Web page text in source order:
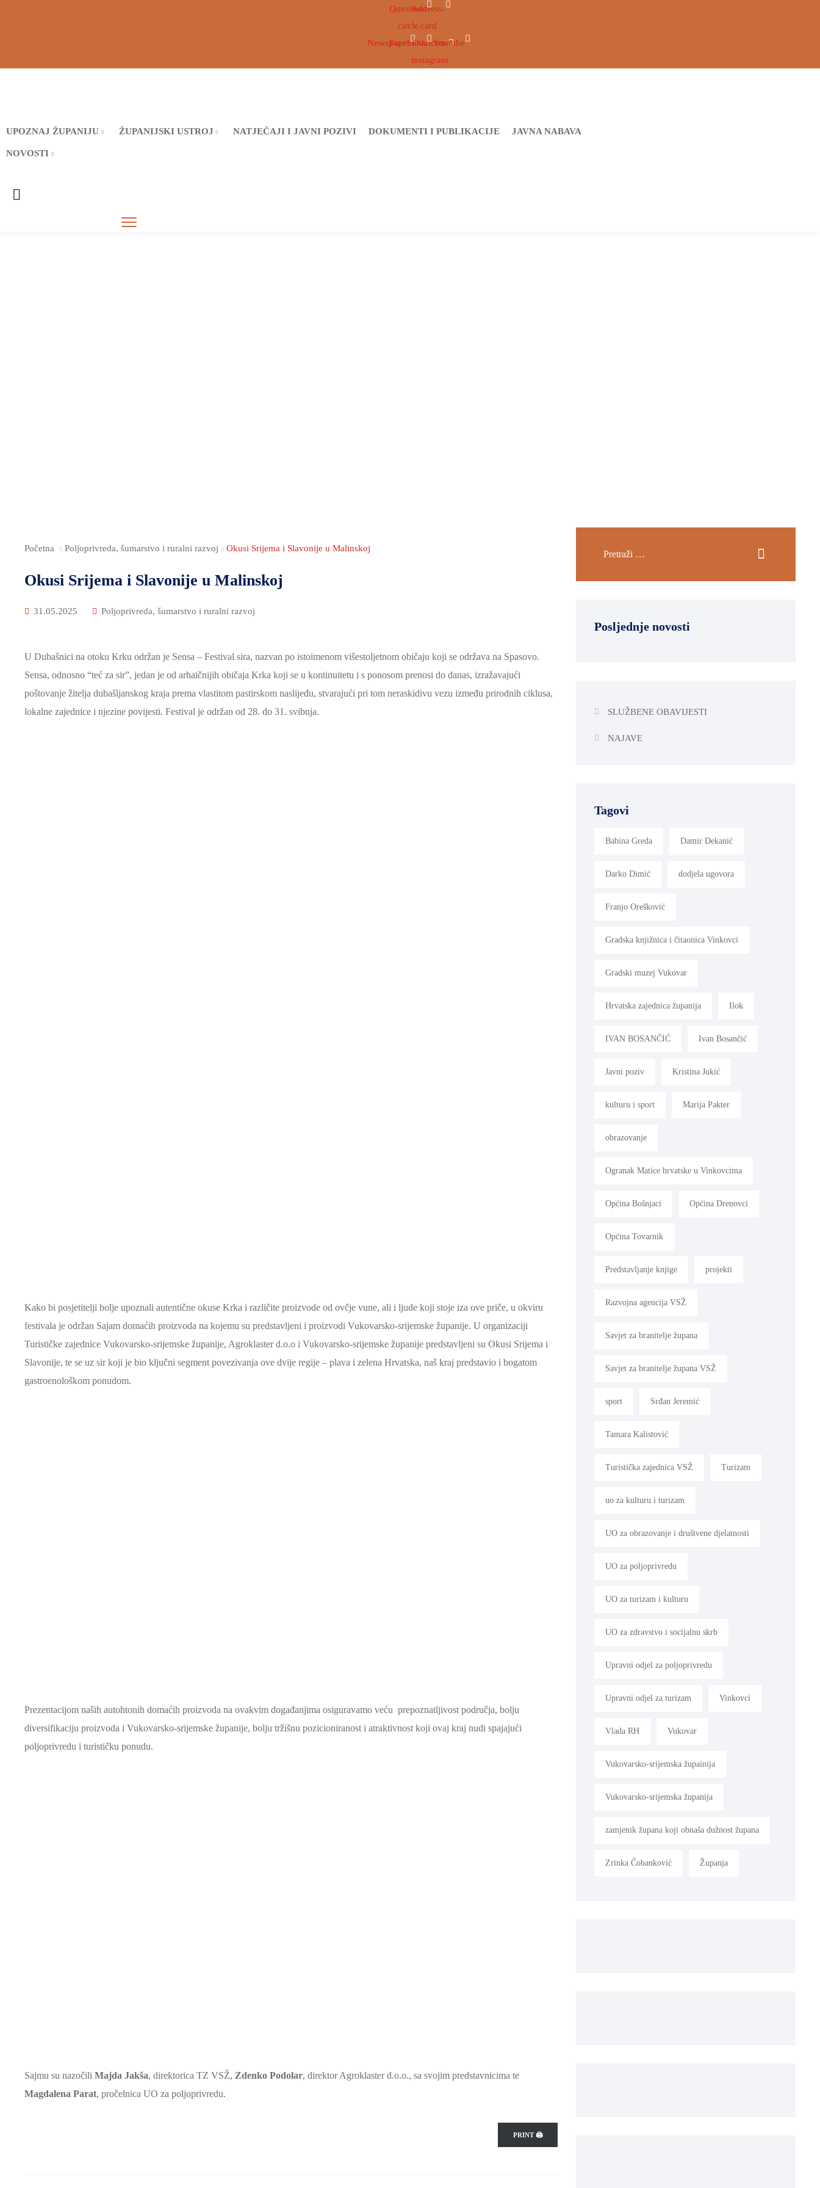
Question-
circle
Address-
card
Newspaper
FacebookOvaicon-
instagram
Youtube
UPOZNAJ ŽUPANIJU ŽUPANIJSKI USTROJ NATJEČAJI I JAVNI POZIVI DOKUMENTI I PUBLIKACIJE JAVNA NABAVA
NOVOSTI
Početna Poljoprivreda, šumarstvo i ruralni razvoj Okusi Srijema i Slavonije u Malinskoj
Okusi Srijema i Slavonije u Malinskoj
31.05.2025 Poljoprivreda, šumarstvo i ruralni razvoj
U Dubašnici na otoku Krku održan je Sensa – Festival sira, nazvan po istoimenom višestoljetnom običaju koji se održava na Spasovo.
Sensa, odnosno “teć za sir”, jedan je od arhaičnijih običaja Krka koji se u kontinuitetu i s ponosom prenosi do danas, izražavajući
poštovanje žitelja dubašljanskog kraja prema vlastitom pastirskom naslijeđu, stvarajući pri tom neraskidivu vezu između prirodnih ciklusa,
lokalne zajednice i njezine povijesti. Festival je održan od 28. do 31. svibnja.
Kako bi posjetitelji bolje upoznali autentične okuse Krka i različite proizvode od ovčje vune, ali i ljude koji stoje iza ove priče, u okviru
festivala je održan Sajam domaćih proizvoda na kojemu su predstavljeni i proizvodi Vukovarsko-srijemske županije. U organizaciji
Turističke zajednice Vukovarsko-srijemske županije, Agroklaster d.o.o i Vukovarsko-srijemske županije predstavljeni su Okusi Srijema i
Slavonije, te se uz sir koji je bio ključni segment povezivanja ove dvije regije – plava i zelena Hrvatska, naš kraj predstavio i bogatom
gastroenološkom ponudom.
Prezentacijom naših autohtonih domaćih proizvoda na ovakvim događanjima osiguravamo veću prepoznatljivost područja, bolju
diversifikaciju proizvoda i Vukovarsko-srijemske županije, bolju tržišnu pozicioniranost i atraktivnost koji ovaj kraj nudi spajajući
poljoprivredu i turističku ponudu.
Sajmu su nazočili Majda Jakša, direktorica TZ VSŽ, Zdenko Podolar, direktor Agroklaster d.o.o., sa svojim predstavnicima te
Magdalena Parat, pročelnica UO za poljoprivredu.
PRINT 🖨
Posljednje novosti
SLUŽBENE OBAVIJESTI
NAJAVE
Tagovi
Babina Greda Damir Dekanić
Darko Dimić dodjela ugovora
Franjo Orešković
Gradska knjižnica i čitaonica Vinkovci
Gradski muzej Vukovar
Hrvatska zajednica županija Ilok
IVAN BOSANČIĆ Ivan Bosančić
Javni poziv Kristina Jukić
kulturu i sport Marija Pakter
obrazovanje
Ogranak Matice hrvatske u Vinkovcima
Općina Bošnjaci Općina Drenovci
Općina Tovarnik
Predstavljanje knjige projekti
Razvojna agencija VSŽ
Savjet za branitelje župana
Savjet za branitelje župana VSŽ
sport Srđan Jeremić
Tamara Kalistović
Turistička zajednica VSŽ Turizam
uo za kulturu i turizam
UO za obrazovanje i društvene djelatnosti
UO za poljoprivredu
UO za turizam i kulturu
UO za zdravstvo i socijalnu skrb
Upravni odjel za poljoprivredu
Upravni odjel za turizam Vinkovci
Vlada RH Vukovar
Vukovarsko-srijemska župainija
Vukovarsko-srijemska županija
zamjenik župana koji obnaša dužnost župana
Zrinka Čobanković Županja